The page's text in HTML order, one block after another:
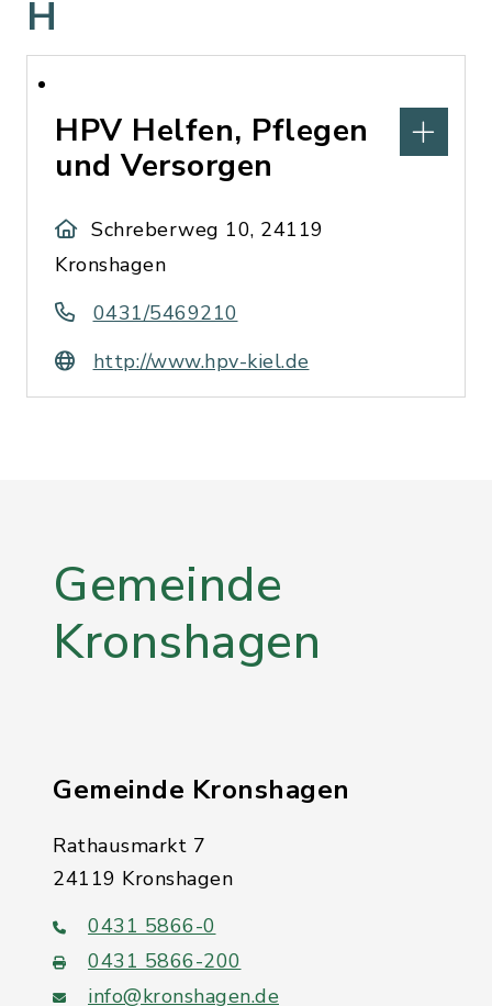
H
HPV Helfen, Pflegen
und Versorgen
Schreberweg 10, 24119
Kronshagen
0431/5469210
http://www.hpv-kiel.de
Gemeinde
Kronshagen
Gemeinde Kronshagen
Rathausmarkt 7
24119 Kronshagen
0431 5866-0
0431 5866-200
info@kronshagen.de